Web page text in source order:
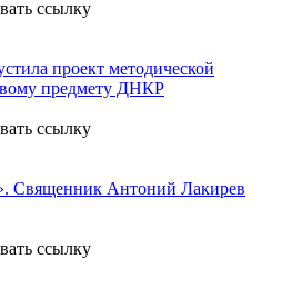
проект методической
предмету ДНКР
Священник Антоний Лакирев